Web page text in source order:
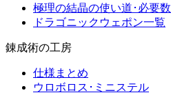
極理の結晶の使い道･必要数
ドラゴニックウェポン一覧
錬成術の工房
仕様まとめ
ウロボロス･ミニステル